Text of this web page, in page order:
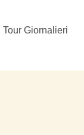
Tour Giornalieri